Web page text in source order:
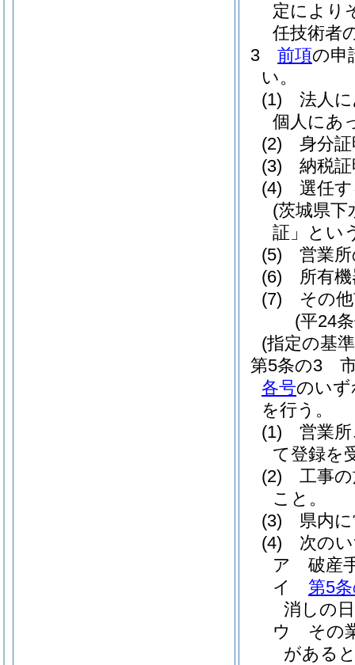
定により
任技術者
3
前項の申
い。
(1)
法人
個人にあ
(2)
身分
(3)
納税
(4)
選任
(茨城県下
証」とい
(5)
営業
(6)
所有
(7)
その
(平24
(指定の基
第5条の3
各号のい
を行う。
(1)
営業
て登録を
(2)
工事
こと。
(3)
県内
(4)
次の
ア
破産
イ
第5
消しの
ウ
その
がある